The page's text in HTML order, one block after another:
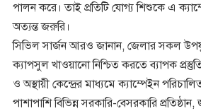
পালন করে। তাই প্রতিটি যোগ্য শিশুকে এ
অত্যন্ত জরুরি।
সিভিল সার্জন আরও জানান, জেলার সকল
ক্যাপসুল খাওয়ানো নিশ্চিত করতে ব্যাপক
ও অস্থায়ী কেন্দ্রের মাধ্যমে ক্যাম্পেইন
পাশাপাশি বিভিন্ন সরকারি-বেসরকারি